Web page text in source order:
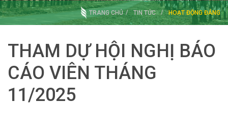
TRANG CHỦ TIN TỨC HOẠT ĐỘNG ĐẢNG
THAM DỰ HỘI NGHỊ BÁO
CÁO VIÊN THÁNG
11/2025